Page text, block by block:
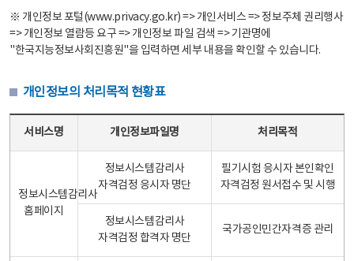
※ 개인정보 포털(www.privacy.go.kr) => 개인서비스 => 정보주체 권리행사
=> 개인정보 열람등 요구 => 개인정보 파일 검색 => 기관명에
"한국지능정보사회진흥원"을 입력하면 세부 내용을 확인할 수 있습니다.
개인정보의 처리목적 현황표
서비스명 개인정보파일명 처리목적
정보시스템감리사
홈페이지
정보시스템감리사
자격검정 응시자 명단
필기시험 응시자 본인확인
자격검정 원서접수 및 시행
정보시스템감리사
자격검정 합격자 명단
국가공인민간자격증 관리